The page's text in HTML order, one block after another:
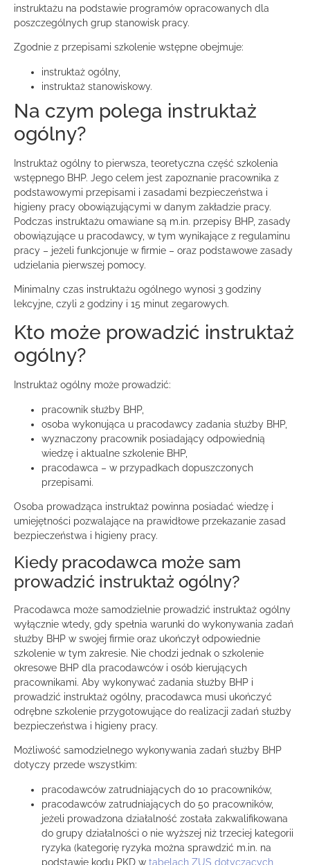
instruktażu na podstawie programów opracowanych dla
poszczególnych grup stanowisk pracy.
Zgodnie z przepisami szkolenie wstępne obejmuje:
instruktaż ogólny,
instruktaż stanowiskowy.
Na czym polega instruktaż
ogólny?
Instruktaż ogólny to pierwsza, teoretyczna część szkolenia
wstępnego BHP. Jego celem jest zapoznanie pracownika z
podstawowymi przepisami i zasadami bezpieczeństwa i
higieny pracy obowiązującymi w danym zakładzie pracy.
Podczas instruktażu omawiane są m.in. przepisy BHP, zasady
obowiązujące u pracodawcy, w tym wynikające z regulaminu
pracy – jeżeli funkcjonuje w firmie – oraz podstawowe zasady
udzielania pierwszej pomocy.
Minimalny czas instruktażu ogólnego wynosi 3 godziny
lekcyjne, czyli 2 godziny i 15 minut zegarowych.
Kto może prowadzić instruktaż
ogólny?
Instruktaż ogólny może prowadzić:
pracownik służby BHP,
osoba wykonująca u pracodawcy zadania służby BHP,
wyznaczony pracownik posiadający odpowiednią
wiedzę i aktualne szkolenie BHP,
pracodawca – w przypadkach dopuszczonych
przepisami.
Osoba prowadząca instruktaż powinna posiadać wiedzę i
umiejętności pozwalające na prawidłowe przekazanie zasad
bezpieczeństwa i higieny pracy.
Kiedy pracodawca może sam
prowadzić instruktaż ogólny?
Pracodawca może samodzielnie prowadzić instruktaż ogólny
wyłącznie wtedy, gdy spełnia warunki do wykonywania zadań
służby BHP w swojej firmie oraz ukończył odpowiednie
szkolenie w tym zakresie. Nie chodzi jednak o szkolenie
okresowe BHP dla pracodawców i osób kierujących
pracownikami. Aby wykonywać zadania służby BHP i
prowadzić instruktaż ogólny, pracodawca musi ukończyć
odrębne szkolenie przygotowujące do realizacji zadań służby
bezpieczeństwa i higieny pracy.
Możliwość samodzielnego wykonywania zadań służby BHP
dotyczy przede wszystkim:
pracodawców zatrudniających do 10 pracowników,
pracodawców zatrudniających do 50 pracowników,
jeżeli prowadzona działalność została zakwalifikowana
do grupy działalności o nie wyższej niż trzeciej kategorii
ryzyka (kategorię ryzyka można sprawdzić m.in. na
podstawie kodu PKD w tabelach ZUS dotyczących